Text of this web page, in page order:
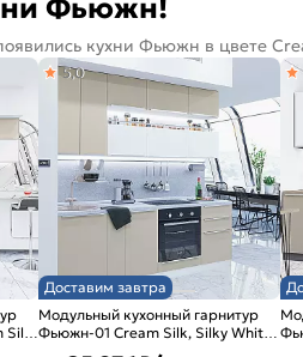
Фьюжн!
кухни Фьюжн в цвете
Silk/
Доставим завтра
Модульный кухонный гарнитур
Фьюжн-01 Cream Silk, Silky White/
Белый 2340x2300x600
5,0